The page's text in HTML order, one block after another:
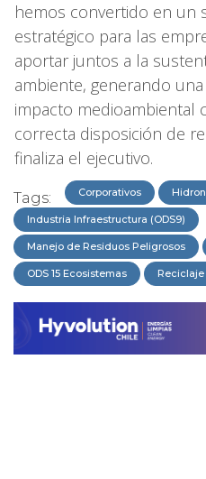
hemos convertido en un
estratégico para las
aportar juntos a la
ambiente, generando
impacto medioambiental
correcta disposición de
finaliza el ejecutivo.
Tags: Corporativos
Industria Infraestructura (ODS9)
Manejo de Residuos Peligrosos
ODS 15 Ecosistemas Reciclaje